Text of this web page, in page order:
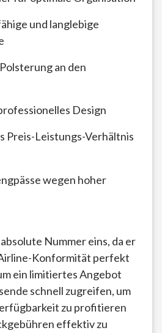
und langlebige
an den
Design
Preis-Leistungs-Verhältnis
wegen hoher
Nummer eins, da er
Konformität perfekt
ein limitiertes Angebot
schnell zugreifen, um
zu profitieren
effektiv zu